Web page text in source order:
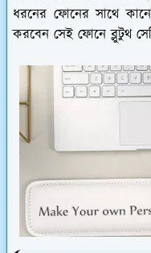
ধরনের ফোনের সাথে
করবেন সেই ফোনে ব্লুটুথ